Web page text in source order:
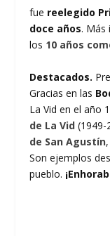
fue reelegido
doce años. Más
los 10 años
Destacados.
Gracias en las
La Vid en el año
de La Vid (1949-
de San Agustín
Son ejemplos
pueblo.